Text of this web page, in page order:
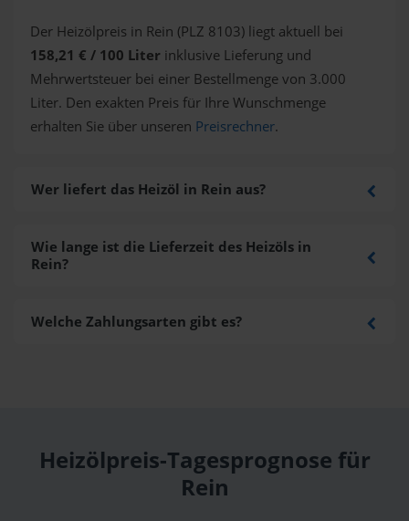
Der Heizölpreis in Rein (PLZ 8103) liegt aktuell bei
158,21 € / 100 Liter inklusive Lieferung und
Mehrwertsteuer bei einer Bestellmenge von 3.000
Liter. Den exakten Preis für Ihre Wunschmenge
erhalten Sie über unseren Preisrechner.
Wer liefert das Heizöl in Rein aus?
Wie lange ist die Lieferzeit des Heizöls in
Rein?
Welche Zahlungsarten gibt es?
Heizölpreis-Tagesprognose für
Rein